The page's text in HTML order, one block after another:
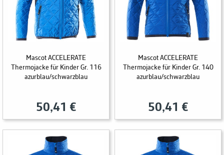
Mascot ACCELERATE
Thermojacke für Kinder Gr. 116
azurblau/schwarzblau
50,41 €
Mascot ACCELERATE
Thermojacke für Kinder Gr. 140
azurblau/schwarzblau
50,41 €